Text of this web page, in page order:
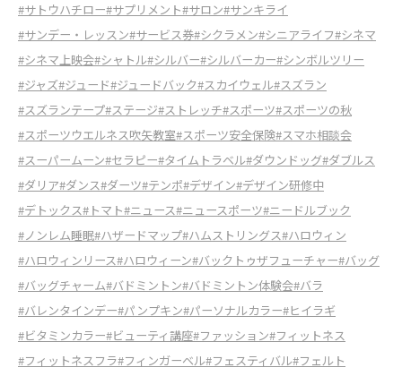
#サトウハチロー#サプリメント#サロン#サンキライ
#サンデー・レッスン#サービス券#シクラメン#シニアライフ#シネマ
#シネマ上映会#シャトル#シルバー#シルバーカー#シンボルツリー
#ジャズ#ジュード#ジュードバック#スカイウェル#スズラン
#スズランテープ#ステージ#ストレッチ#スポーツ#スポーツの秋
#スポーツウエルネス吹矢教室#スポーツ安全保険#スマホ相談会
#スーパームーン#セラピー#タイムトラベル#ダウンドッグ#ダブルス
#ダリア#ダンス#ダーツ#テンポ#デザイン#デザイン研修中
#デトックス#トマト#ニュース#ニュースポーツ#ニードルブック
#ノンレム睡眠#ハザードマップ#ハムストリングス#ハロウィン
#ハロウィンリース#ハロウィーン#バックトゥザフューチャー#バッグ
#バッグチャーム#バドミントン#バドミントン体験会#バラ
#バレンタインデー#パンプキン#パーソナルカラー#ヒイラギ
#ビタミンカラー#ビューティ講座#ファッション#フィットネス
#フィットネスフラ#フィンガーベル#フェスティバル#フェルト